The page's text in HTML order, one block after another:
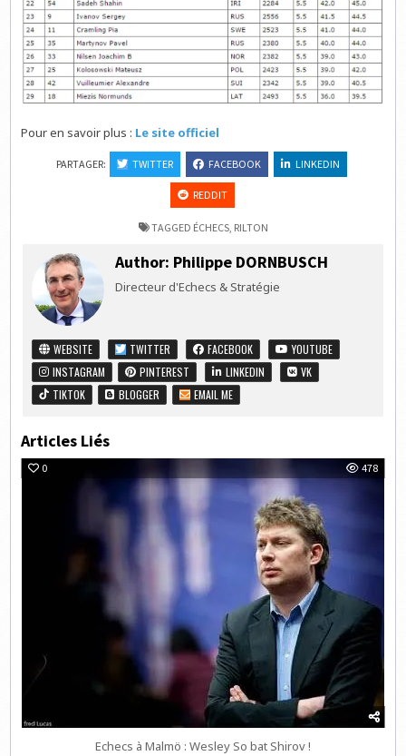
Pour en savoir plus : Le site officiel
PARTAGER: TWITTER FACEBOOK LINKEDIN
REDDIT
TAGGED ÉCHECS, RILTON
Author: Philippe DORNBUSCH
Directeur d'Echecs & Stratégie
WEBSITE TWITTER FACEBOOK
YOUTUBE
INSTAGRAM
PINTEREST LINKEDIN
VK
TIKTOK
BLOGGER EMAIL ME
Articles Liés
0 478
Echecs à Malmö : Wesley So bat Shirov !